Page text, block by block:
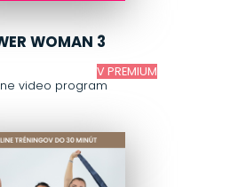
WOMAN 3
video program
V PREMIUM